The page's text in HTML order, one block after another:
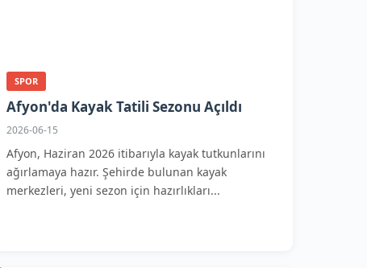
SPOR
Afyon'da Kayak Tatili Sezonu Açıldı
2026-06-15
Afyon, Haziran 2026 itibarıyla kayak tutkunlarını
ağırlamaya hazır. Şehirde bulunan kayak
merkezleri, yeni sezon için hazırlıkları...